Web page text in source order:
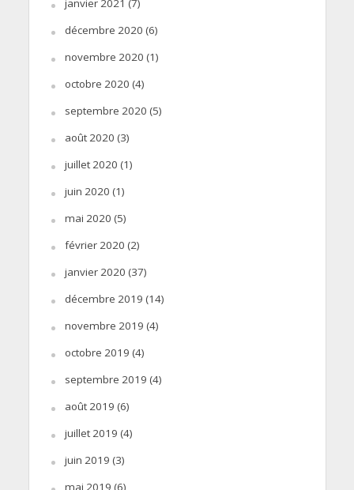
janvier 2021 (7)
décembre 2020 (6)
novembre 2020 (1)
octobre 2020 (4)
septembre 2020 (5)
août 2020 (3)
juillet 2020 (1)
juin 2020 (1)
mai 2020 (5)
février 2020 (2)
janvier 2020 (37)
décembre 2019 (14)
novembre 2019 (4)
octobre 2019 (4)
septembre 2019 (4)
août 2019 (6)
juillet 2019 (4)
juin 2019 (3)
mai 2019 (6)